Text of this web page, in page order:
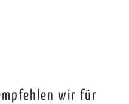
wir für